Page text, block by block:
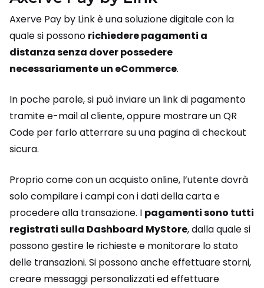
Axerve Pay by Link è una soluzione digitale con la
quale si possono richiedere pagamenti a
distanza senza dover possedere
necessariamente un eCommerce.
In poche parole, si può inviare un link di pagamento
tramite e-mail al cliente, oppure mostrare un QR
Code per farlo atterrare su una pagina di checkout
sicura.
Proprio come con un acquisto online, l’utente dovrà
solo compilare i campi con i dati della carta e
procedere alla transazione. I pagamenti sono tutti
registrati sulla Dashboard MyStore, dalla quale si
possono gestire le richieste e monitorare lo stato
delle transazioni. Si possono anche effettuare storni,
creare messaggi personalizzati ed effettuare